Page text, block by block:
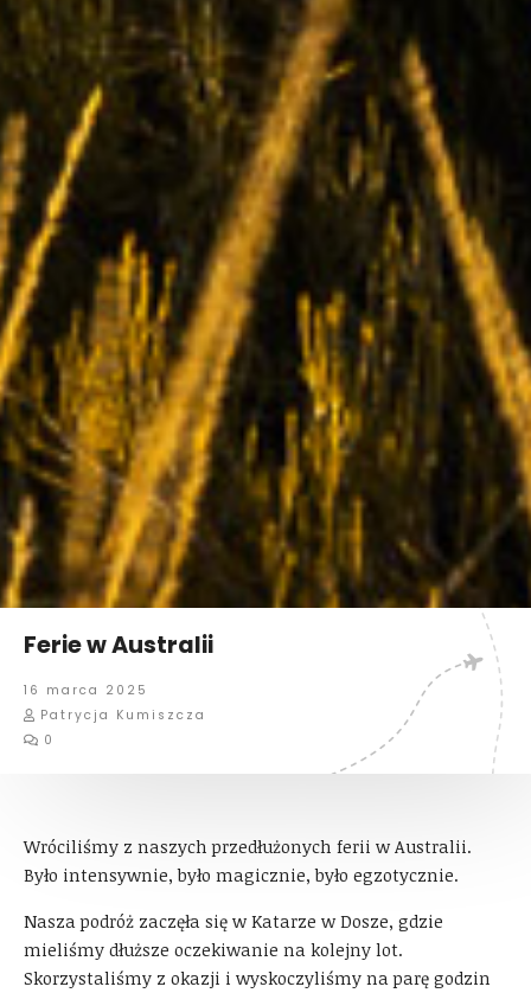
Ferie w Australii
16 marca 2025
Patrycja Kumiszcza
0
Wróciliśmy z naszych przedłużonych ferii w Australii.
Było intensywnie, było magicznie, było egzotycznie.
Nasza podróż zaczęła się w Katarze w Dosze, gdzie
mieliśmy dłuższe oczekiwanie na kolejny lot.
Skorzystaliśmy z okazji i wyskoczyliśmy na parę godzin